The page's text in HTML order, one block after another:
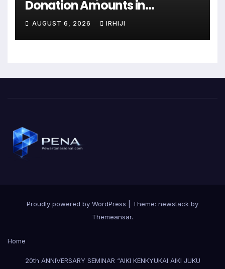
Donation Amounts in
WordPress with Stripe
AUGUST 6, 2026 IRHIJI
Proudly powered by WordPress
Theme: newstack by
Themeansar.
Home
20th ANNIVERSARY SEMINAR “AIKI KENKYUKAI AIKI JUKU